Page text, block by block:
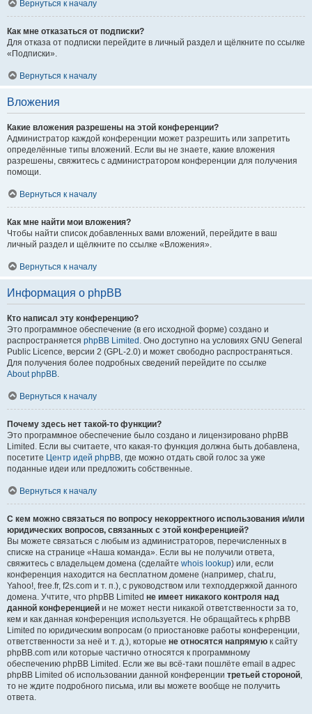
Вернуться к началу
Как мне отказаться от подписки?
Для отказа от подписки перейдите в личный раздел и щёлкните по ссылке
«Подписки».
Вернуться к началу
Вложения
Какие вложения разрешены на этой конференции?
Администратор каждой конференции может разрешить или запретить
определённые типы вложений. Если вы не знаете, какие вложения
разрешены, свяжитесь с администратором конференции для получения
помощи.
Вернуться к началу
Как мне найти мои вложения?
Чтобы найти список добавленных вами вложений, перейдите в ваш
личный раздел и щёлкните по ссылке «Вложения».
Вернуться к началу
Информация о phpBB
Кто написал эту конференцию?
Это программное обеспечение (в его исходной форме) создано и
распространяется phpBB Limited . Оно доступно на условиях GNU General
Public Licence, версии 2 (GPL-2.0) и может свободно распространяться.
Для получения более подробных сведений перейдите по ссылке
About phpBB.
Вернуться к началу
Почему здесь нет такой-то функции?
Это программное обеспечение было создано и лицензировано phpBB
Limited. Если вы считаете, что какая-то функция должна быть добавлена,
посетите Центр идей phpBB, где можно отдать свой голос за уже
поданные идеи или предложить собственные.
Вернуться к началу
С кем можно связаться по вопросу некорректного использования и/или
юридических вопросов, связанных с этой конференцией?
Вы можете связаться с любым из администраторов, перечисленных в
списке на странице «Наша команда». Если вы не получили ответа,
свяжитесь с владельцем домена (сделайте whois lookup) или, если
конференция находится на бесплатном домене (например, chat.ru,
Yahoo!, free.fr, f2s.com и т. п.), с руководством или техподдержкой данного
домена. Учтите, что phpBB Limited не имеет никакого контроля над
данной конференцией и не может нести никакой ответственности за то,
кем и как данная конференция используется. Не обращайтесь к phpBB
Limited по юридическим вопросам (о приостановке работы конференции,
ответственности за неё и т. д.), которые не относятся напрямую к сайту
phpBB.com или которые частично относятся к программному
обеспечению phpBB Limited. Если же вы всё-таки пошлёте email в адрес
phpBB Limited об использовании данной конференции третьей стороной,
то не ждите подробного письма, или вы можете вообще не получить
ответа.